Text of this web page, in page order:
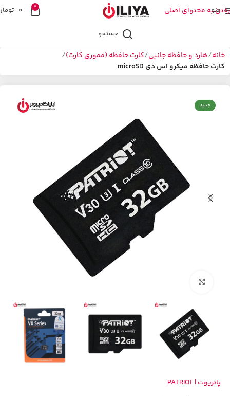
رفتن به محتوای اصلی
منو 0
0
جستجو
خانه هارد و حافظه جانبی کارت حافظه (مموری کارت)
کارت حافظه میکرو اس دی microSD
جدید
پاتريوت | PATRIOT